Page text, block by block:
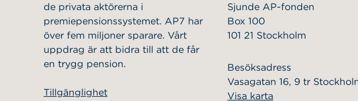
de privata aktörerna i
premiepensionssystemet. AP7 har
över fem miljoner sparare. Vårt
uppdrag är att bidra till att de får
en trygg pension.
Tillgänglighet
Sjunde AP-fonden
Box 100
101 21 Stockholm
Besöksadress
Vasagatan 16, 9 tr
Visa karta